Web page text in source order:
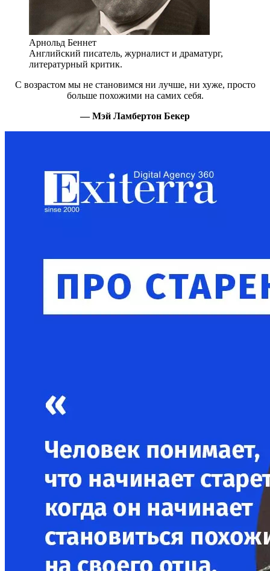
Арнольд Беннет
Английский писатель, журналист и драматург,
литературный критик.
С возрастом мы не становимся ни лучше, ни хуже, просто
больше похожими на самих себя.
— Мэй Ламбертон Бекер